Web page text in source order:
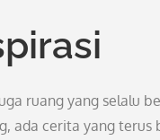
ruang yang selalu
ada cerita yang